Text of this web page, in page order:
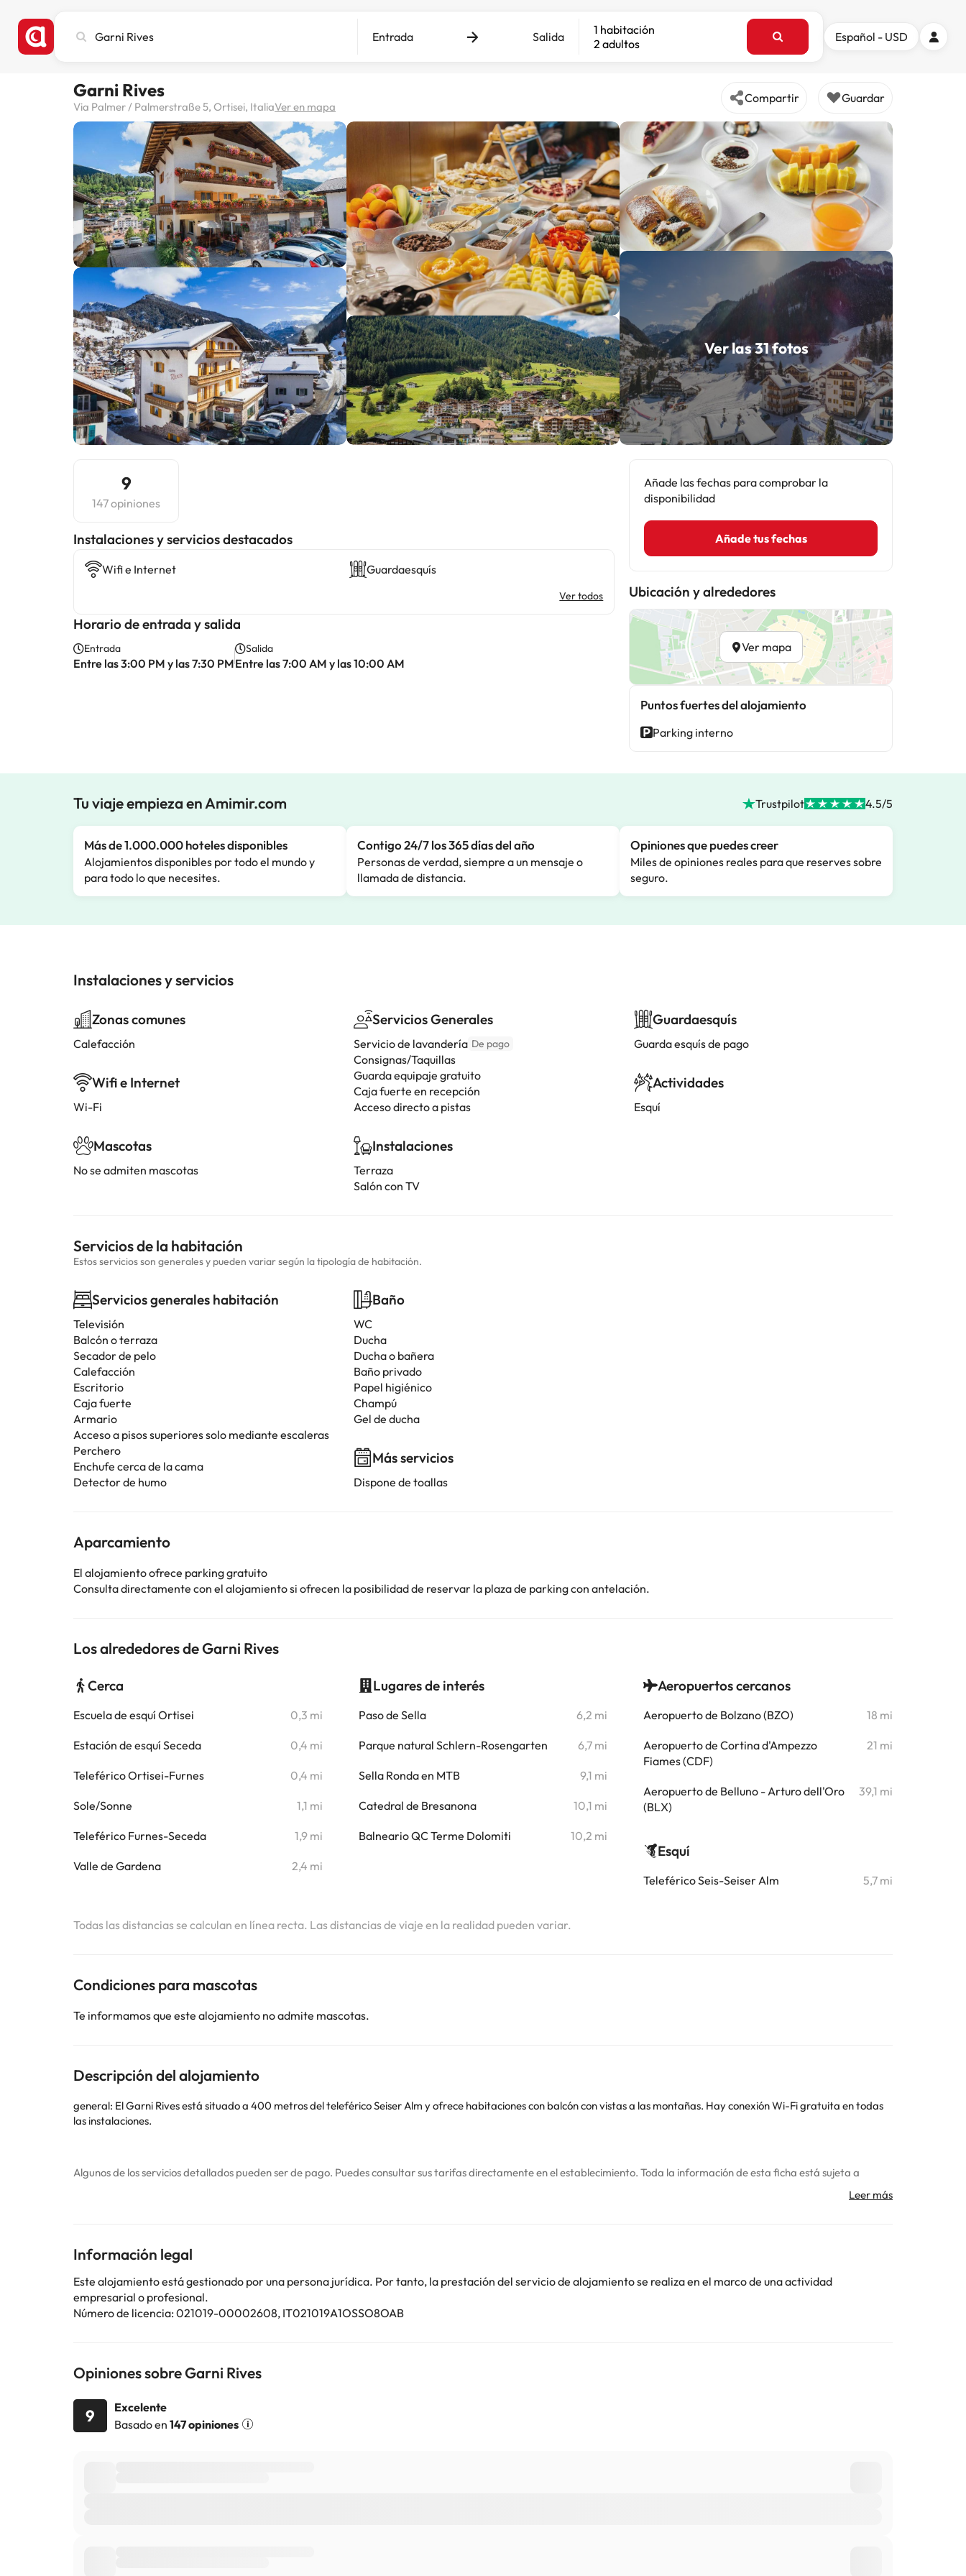
ciudad,
destino
Entrada Salida
1 habitación
2 adultos
Español - USD
Garni Rives
Via Palmer / Palmerstraße 5, Ortisei, ItaliaVer en mapa
Compartir Guardar
Ver las 31 fotos
9
147 opiniones
Instalaciones y servicios destacados
Wifi e Internet Guardaesquís
Ver todos
Horario de entrada y salida
Entrada
Entre las 3:00 PM y las 7:30 PM
Salida
Entre las 7:00 AM y las 10:00 AM
Añade las fechas para comprobar la
disponibilidad
Añade tus fechas
Ubicación y alrededores
Ver mapa
Puntos fuertes del alojamiento
Parking interno
Tu viaje empieza en Amimir.com Trustpilot 4.5/5
Más de 1.000.000 hoteles disponibles
Alojamientos disponibles por todo el mundo y
para todo lo que necesites.
Contigo 24/7 los 365 días del año
Personas de verdad, siempre a un mensaje o
llamada de distancia.
Opiniones que puedes creer
Miles de opiniones reales para que reserves sobre
seguro.
Instalaciones y servicios
Zonas comunes
Calefacción
Wifi e Internet
Wi-Fi
Mascotas
No se admiten mascotas
Servicios Generales
Servicio de lavandería De pago
Consignas/Taquillas
Guarda equipaje gratuito
Caja fuerte en recepción
Acceso directo a pistas
Instalaciones
Terraza
Salón con TV
Guardaesquís
Guarda esquís de pago
Actividades
Esquí
Servicios de la habitación
Estos servicios son generales y pueden variar según la tipología de habitación.
Servicios generales habitación
Televisión
Balcón o terraza
Secador de pelo
Calefacción
Escritorio
Caja fuerte
Armario
Acceso a pisos superiores solo mediante escaleras
Perchero
Enchufe cerca de la cama
Detector de humo
Baño
WC
Ducha
Ducha o bañera
Baño privado
Papel higiénico
Champú
Gel de ducha
Más servicios
Dispone de toallas
Aparcamiento
El alojamiento ofrece parking gratuito
Consulta directamente con el alojamiento si ofrecen la posibilidad de reservar la plaza de parking con antelación.
Los alrededores de Garni Rives
Cerca
Escuela de esquí Ortisei 0,3 mi
Estación de esquí Seceda 0,4 mi
Teleférico Ortisei-Furnes 0,4 mi
Sole/Sonne 1,1 mi
Teleférico Furnes-Seceda 1,9 mi
Valle de Gardena 2,4 mi
Lugares de interés
Paso de Sella 6,2 mi
Parque natural Schlern-Rosengarten 6,7 mi
Sella Ronda en MTB 9,1 mi
Catedral de Bresanona 10,1 mi
Balneario QC Terme Dolomiti 10,2 mi
Aeropuertos cercanos
Aeropuerto de Bolzano (BZO) 18 mi
Aeropuerto de Cortina d'Ampezzo
Fiames (CDF)
21 mi
Aeropuerto de Belluno - Arturo dell'Oro
(BLX)
39,1 mi
Esquí
Teleférico Seis-Seiser Alm 5,7 mi
Todas las distancias se calculan en línea recta. Las distancias de viaje en la realidad pueden variar.
Condiciones para mascotas
Te informamos que este alojamiento no admite mascotas.
Descripción del alojamiento
general: El Garni Rives está situado a 400 metros del teleférico Seiser Alm y ofrece habitaciones con balcón con vistas a las montañas. Hay conexión Wi-Fi gratuita en todas
las instalaciones.
Algunos de los servicios detallados pueden ser de pago. Puedes consultar sus tarifas directamente en el establecimiento. Toda la información de esta ficha está sujeta a
Información legal
Este alojamiento está gestionado por una persona jurídica. Por tanto, la prestación del servicio de alojamiento se realiza en el marco de una actividad
empresarial o profesional.
Número de licencia: 021019-00002608, IT021019A1OSSO8OAB
Opiniones sobre Garni Rives
9
Excelente
Basado en 147 opiniones